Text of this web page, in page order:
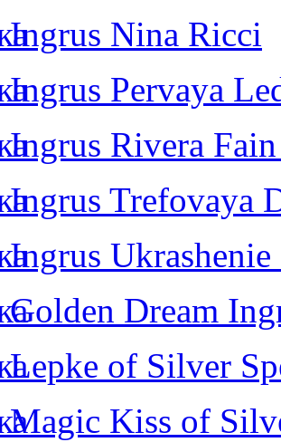
Ingrus Nina Ricci
Ingrus Pervaya
Ingrus Rivera
Ingrus Trefovaya
Ingrus Ukrashenie
Golden Dream
Lepke of Silver
Magic Kiss of